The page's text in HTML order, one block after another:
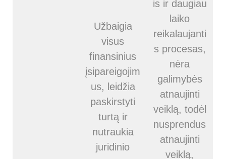
Užbaigia
visus
finansinius
įsipareigojim
us, leidžia
paskirstyti
turtą ir
nutraukia
juridinio
is ir daugiau
laiko
reikalaujanti
s procesas,
nėra
galimybės
atnaujinti
veiklą, todėl
nusprendus
atnaujinti
veiklą,